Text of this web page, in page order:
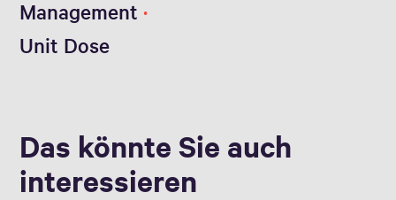
Management
Unit Dose
Das könnte Sie auch
interessieren